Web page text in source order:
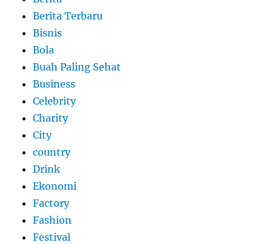
Berita Terbaru
Bisnis
Bola
Buah Paling Sehat
Business
Celebrity
Charity
City
country
Drink
Ekonomi
Factory
Fashion
Festival